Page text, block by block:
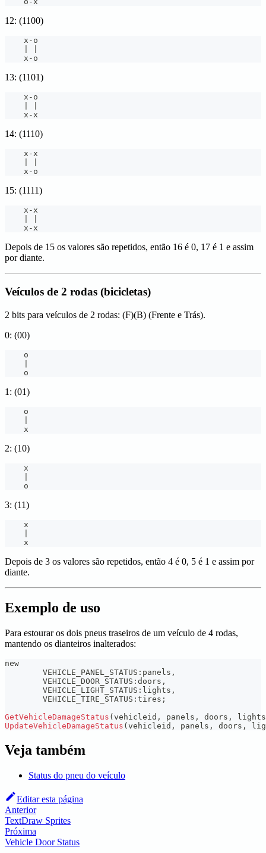
12: (1100)
    x
- o
    x
- o
13: (1101)
    x
- o
    x
-x
14: (1110)
    x
-x
    x
- o
15: (1111)
    x
-x
    x
-x
Depois de 15 os valores são repetidos, então 16 é 0, 17 é 1 e assim
por diante.
Veículos de 2 rodas (bicicletas)
2 bits para veículos de 2 rodas: (F)(B) (Frente e Trás).
0: (00)
    o
    o
1: (01)
    o
    x
2: (10)
    x
    o
3: (11)
    x
    x
Depois de 3 os valores são repetidos, então 4 é 0, 5 é 1 e assim por
diante.
Exemplo de uso
Para estourar os dois pneus traseiros de um veículo de 4 rodas,
mantendo os dianteiros inalterados:
new
	VEHICLE_PANEL_STATUS
: panels ,
	VEHICLE_DOOR_STATUS
: doors ,
	VEHICLE_LIGHT_STATUS
: lights ,
	VEHICLE_TIRE_STATUS
: tires ;
GetVehicleDamageStatus ( vehicleid , panels , doors ,
lights
UpdateVehicleDamageStatus ( vehicleid , panels , doors ,
Veja também
Status do pneu do veículo
Editar esta página
Anterior
TextDraw Sprites
Próxima
Vehicle Door Status